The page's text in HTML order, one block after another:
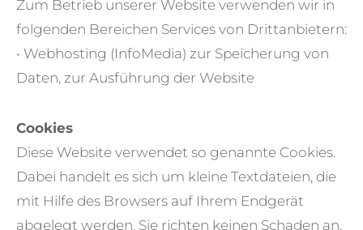
Zum Betrieb unserer Website verwenden wir in
folgenden Bereichen Services von Drittanbietern:
• Webhosting (InfoMedia) zur Speicherung von
Daten, zur Ausführung der Website
Cookies
Diese Website verwendet so genannte Cookies.
Dabei handelt es sich um kleine Textdateien, die
mit Hilfe des Browsers auf Ihrem Endgerät
abgelegt werden. Sie richten keinen Schaden an.